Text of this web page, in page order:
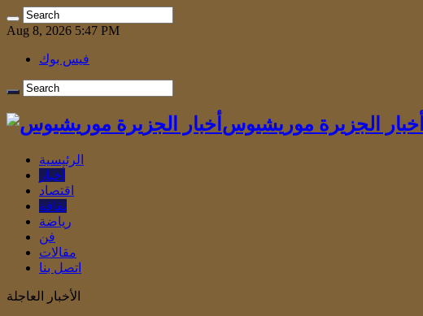
Aug 8, 2026 5:47 PM
فيس بوك
أخبار الجزيرة موريشيوس
الرئيسية
أخبار
اقتصاد
ثقافة
رياضة
فن
مقالات
اتصل بنا
الأخبار العاجلة